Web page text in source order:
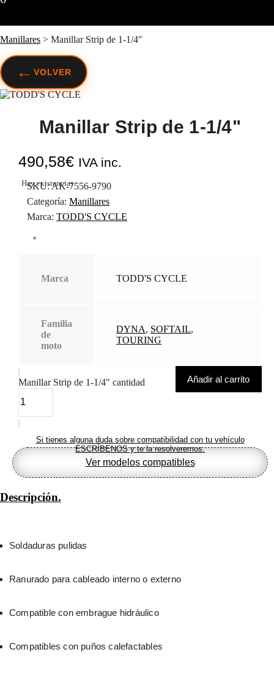
Manillares > Manillar Strip de 1-1/4″
← VOLVER
Manillar Strip de 1-1/4"
490,58€ IVA inc.
Hay existencias
SKU:AK-7556-9790
Categoría: Manillares
Marca: TODD'S CYCLE
Marca TODD'S CYCLE
Familia
de
moto
DYNA, SOFTAIL,
TOURING
Manillar Strip de 1-1/4" cantidad Añadir al carrito
Si tienes alguna duda sobre compatibilidad con tu vehículo
ESCRÍBENOS y te la resolveremos.
Ver modelos compatibles
Descripción.
Soldaduras pulidas
Ranurado para cableado interno o externo
Compatible con embrague hidráulico
Compatibles con puños calefactables